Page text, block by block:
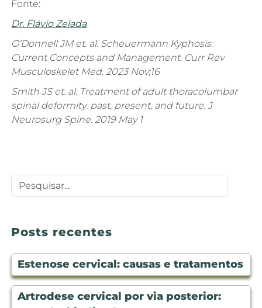
Fonte:
Dr. Flávio Zelada
O’Donnell JM et. al. Scheuermann Kyphosis:
Current Concepts and Management. Curr Rev
Musculoskelet Med. 2023 Nov;16
Smith JS et. al. Treatment of adult thoracolumbar
spinal deformity: past, present, and future. J
Neurosurg Spine. 2019 May 1
Posts recentes
Estenose cervical: causas e tratamentos
Artrodese cervical por via posterior: